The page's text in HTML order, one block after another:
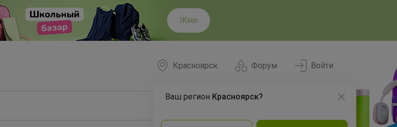
Жми
Форум
Красноярск
Ваш регион Красноярск?
Войти